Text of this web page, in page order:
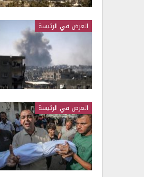
العرض في الرئيسة
العرض في الرئيسة